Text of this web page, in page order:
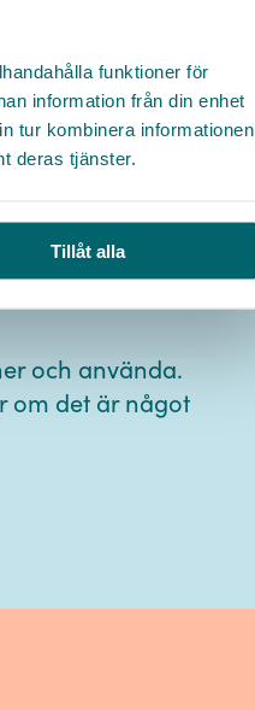
funktioner för
information från din enhet
tur kombinera informationen
deras tjänster.
Tillåt alla
och använda.
om det är något